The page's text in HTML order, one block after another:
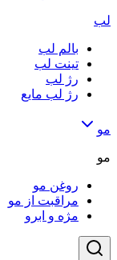
لب
بالم لب
تینت لب
رژ لب
رژ لب مایع
مو
مو
روغن مو
مراقبت از مو
مژه و ابرو